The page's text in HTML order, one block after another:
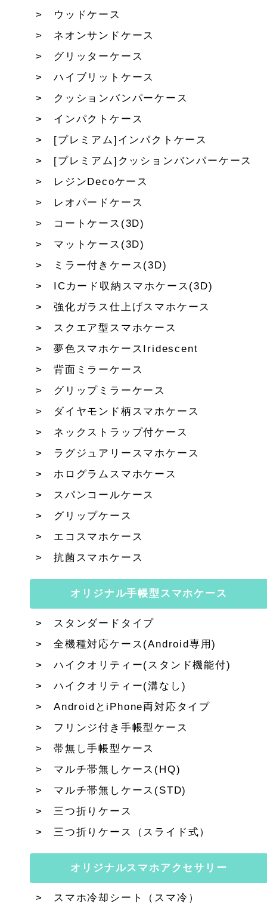
ウッドケース
ネオンサンドケース
グリッターケース
ハイブリットケース
クッションバンパーケース
インパクトケース
[プレミアム]インパクトケース
[プレミアム]クッションバンパーケース
レジンDecoケース
レオパードケース
コートケース(3D)
マットケース(3D)
ミラー付きケース(3D)
ICカード収納スマホケース(3D)
強化ガラス仕上げスマホケース
スクエア型スマホケース
夢色スマホケースIridescent
背面ミラーケース
グリップミラーケース
ダイヤモンド柄スマホケース
ネックストラップ付ケース
ラグジュアリースマホケース
ホログラムスマホケース
スパンコールケース
グリップケース
エコスマホケース
抗菌スマホケース
オリジナル手帳型スマホケース
スタンダードタイプ
全機種対応ケース(Android専用)
ハイクオリティー(スタンド機能付)
ハイクオリティー(溝なし)
AndroidとiPhone両対応タイプ
フリンジ付き手帳型ケース
帯無し手帳型ケース
マルチ帯無しケース(HQ)
マルチ帯無しケース(STD)
三つ折りケース
三つ折りケース（スライド式）
オリジナルスマホアクセサリー
スマホ冷却シート（スマ冷）